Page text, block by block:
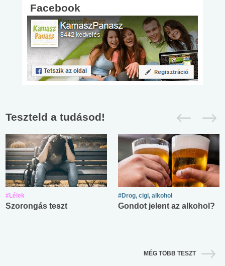
Facebook
Teszteld a tudásod!
#Lélek
Szorongás teszt
#Drog, cigi, alkohol
Gondot jelent az alkohol?
MÉG TÖBB TESZT